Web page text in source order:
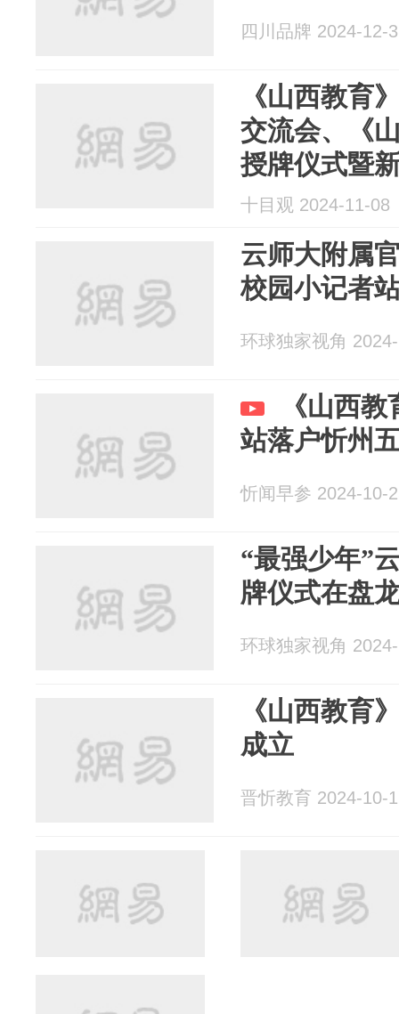
四川品牌 2024-12-
《山西教育
交流会、《
授牌仪式暨
成立
十目观 2024-11-08
云师大附属
校园小记者
环球独家视角
《山西
站落户忻州
忻闻早参 2024-10-
“最强少年”
牌仪式在盘
环球独家视角
《山西教育
成立
晋忻教育 2024-10-